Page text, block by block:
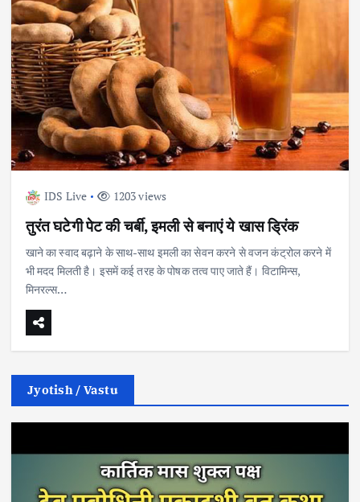
IDS Live 1203 views
तुरंत घटेगी पेट की चर्बी, इमली से बनाएं ये खास ड्रिंक
खाने का स्वाद बढ़ाने के साथ-साथ इमली का सेवन करने से वजन कंट्रोल करने में
भी मदद मिलती है। इसमें कई तरह के पोषक तत्व पाए जाते हैं। विटामिन्स,
मिनरल्स…
Jyotish / Vastu